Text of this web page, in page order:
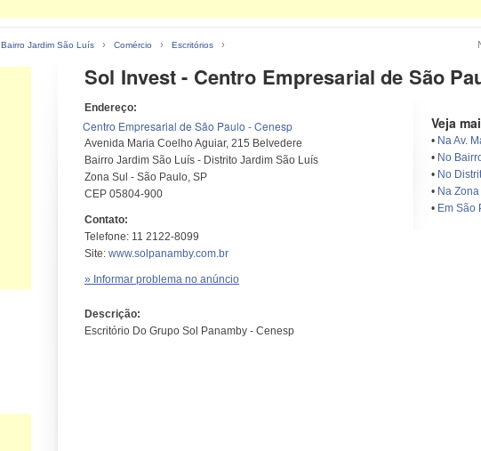
Bairro Jardim São Luís › Comércio › Escritórios ›
Sol Invest - Centro Empresarial de São
Endereço:
Centro Empresarial de São Paulo - Cenesp
Avenida Maria Coelho Aguiar, 215 Belvedere
Bairro Jardim São Luís - Distrito Jardim São Luís
Zona Sul - São Paulo, SP
CEP 05804-900
Contato:
Telefone: 11 2122-8099
Site: www.solpanamby.com.br
» Informar problema no anúncio
Veja
• Na Av.
• No
• No
• Na Zona
• Em São
Descrição:
Escritório Do Grupo Sol Panamby - Cenesp